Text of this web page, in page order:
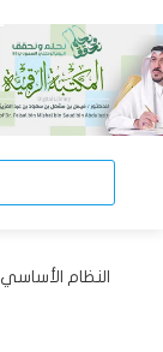
النظام